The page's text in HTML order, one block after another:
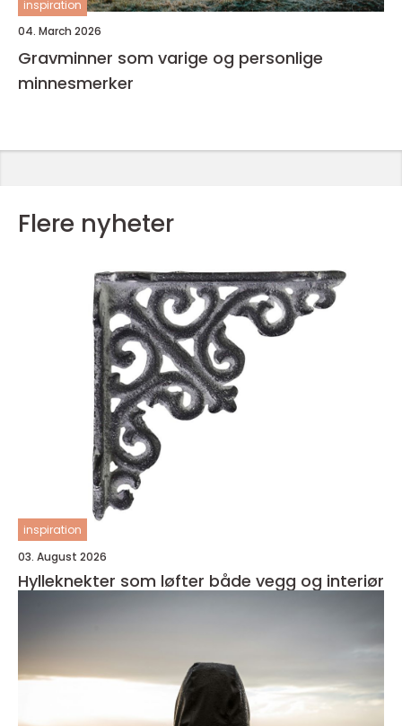
inspiration
04. March 2026
Gravminner som varige og personlige
minnesmerker
Flere nyheter
inspiration
03. August 2026
Hylleknekter som løfter både vegg og interiør